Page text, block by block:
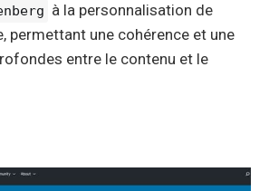
à la personnalisation de
permettant une cohérence et une
entre le contenu et le